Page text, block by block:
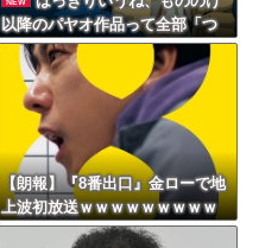
以降のパヤオ作品って全部「つ
まらない」
【朗報】『8番出口』金ローで地
上波初放送ｗｗｗｗｗｗｗｗｗ
ｗｗｗｗ